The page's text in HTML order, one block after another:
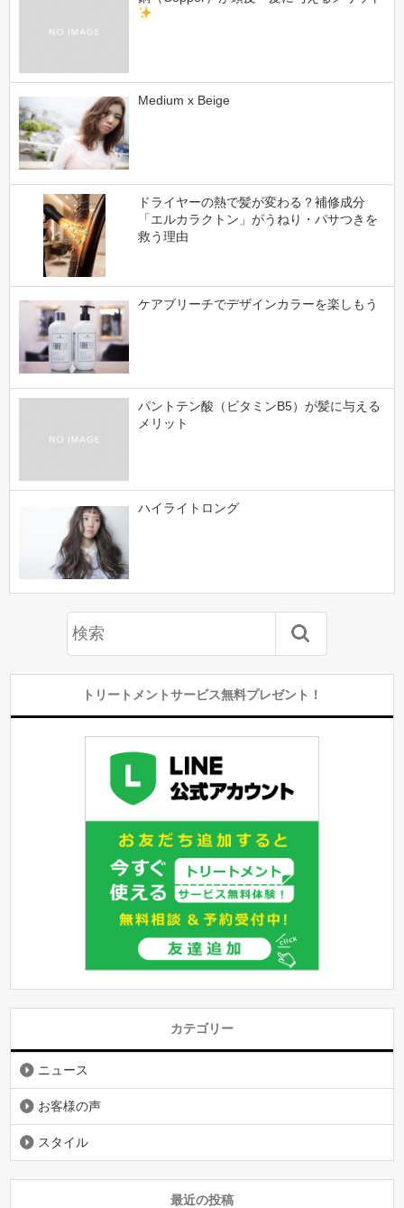
Medium x Beige
ドライヤーの熱で髪が変わる？補修成分
「エルカラクトン」がうねり・パサつきを
救う理由
ケアブリーチでデザインカラーを楽しもう
パントテン酸（ビタミンB5）が髪に与える
メリット
ハイライトロング
トリートメントサービス無料プレゼント！
カテゴリー
ニュース
お客様の声
スタイル
最近の投稿